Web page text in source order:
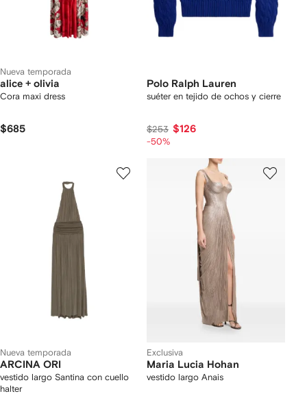
Nueva temporada
alice + olivia
Cora maxi dress
$685
Polo Ralph Lauren
suéter en tejido de ochos y cierre
$253 $126
-50%
Nueva temporada
ARCINA ORI
vestido largo Santina con cuello
halter
Exclusiva
Maria Lucia Hohan
vestido largo Anais